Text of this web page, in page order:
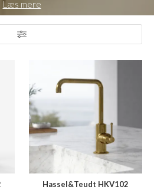
Læs mere
Hassel&Teudt HKV102